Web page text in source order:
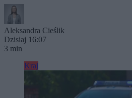
Aleksandra Cieślik
Dzisiaj 16:07
3 min
Kraj